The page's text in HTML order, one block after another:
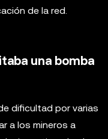
de la red.
una bomba
dificultad por varias
a los mineros a